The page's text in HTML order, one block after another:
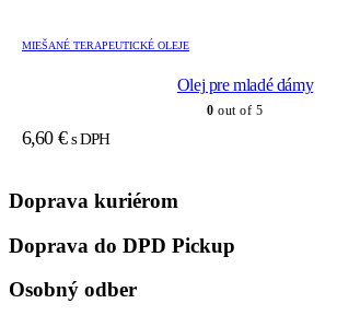
MIEŠANÉ TERAPEUTICKÉ OLEJE
Olej pre mladé dámy
0 out of 5
6,60 € s DPH
Doprava kuriérom
Doprava do DPD Pickup
Osobný odber